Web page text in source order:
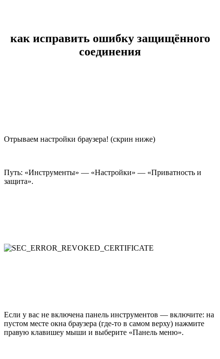
как исправить ошибку защищённого
соединения
Отрываем настройки браузера! (скрин ниже)
Путь: «Инструменты» — «Настройки» — «Приватность и
защита».
Если у вас не включена панель инструментов — включите: на
пустом месте окна браузера (где-то в самом верху) нажмите
правую клавишеу мыши и выберите «Панель меню».